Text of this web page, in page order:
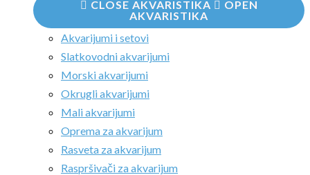
CLOSE AKVARISTIKA
OPEN
AKVARISTIKA
Akvarijumi i setovi
Slatkovodni akvarijumi
Morski akvarijumi
Okrugli akvarijumi
Mali akvarijumi
Oprema za akvarijum
Rasveta za akvarijum
Raspršivači za akvarijum